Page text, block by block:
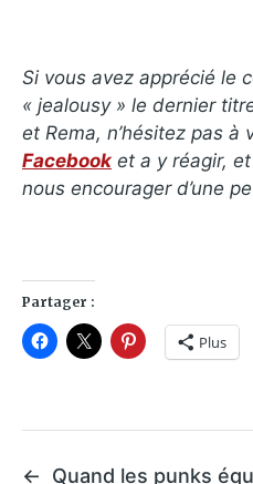
Si vous avez apprécié le
« jealousy » le dernier
et Rema, n’hésitez pas à
Facebook et a y réagir,
nous encourager d’une
Partager :
Plus
←
Quand les punks